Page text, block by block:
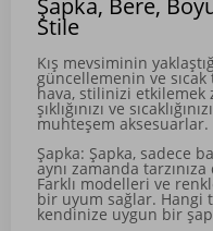
Şapka, Bere,
Stile
Kış mevsiminin
güncellemenin ve
hava, stilinizi etkilemek
şıklığınızı ve
muhteşem aksesuarlar.
Şapka: Şapka, sadece
aynı zamanda
Farklı modelleri ve
bir uyum sağlar. Hangi
kendinize uygun bir